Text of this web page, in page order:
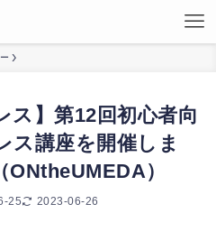
ス】第12回初心者向
ス講座を開催しま
ONtheUMEDA）
25 2023-06-26